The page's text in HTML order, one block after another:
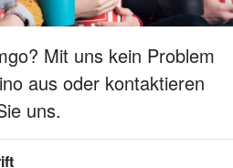
Mit uns kein Problem
aus oder kontaktieren
uns.